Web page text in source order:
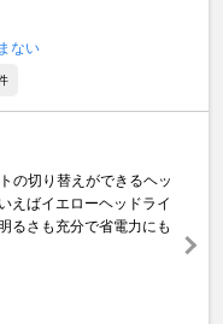
ない
の切り替えができるヘッ
えばイエローヘッドライ
るさも充分で省電力にも